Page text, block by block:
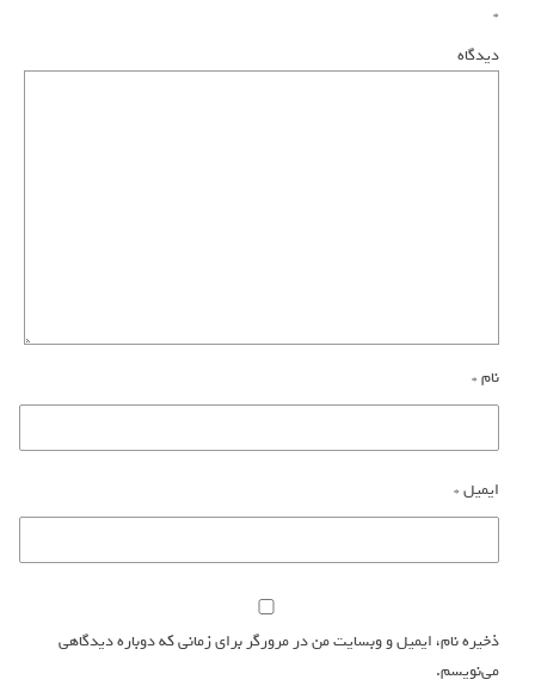
*
دیدگاه
نام*
ایمیل*
ذخیره نام، ایمیل و وبسایت من در مرورگر برای زمانی که دوباره دیدگاهی
می‌نویسم.